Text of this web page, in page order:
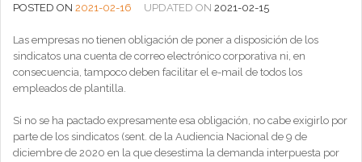
POSTED ON 2021-02-16 UPDATED ON 2021-02-15
Las empresas no tienen obligación de poner a disposición de los
sindicatos una cuenta de correo electrónico corporativa ni, en
consecuencia, tampoco deben facilitar el e-mail de todos los
empleados de plantilla.
Si no se ha pactado expresamente esa obligación, no cabe exigirlo por
parte de los sindicatos (sent. de la Audiencia Nacional de 9 de
diciembre de 2020 en la que desestima la demanda interpuesta por